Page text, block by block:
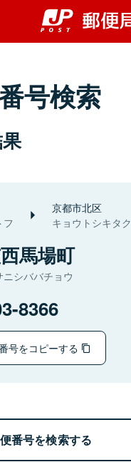
号検索
フ
京都市北区
キョウトシキタク
馬場町
ニシババチョウ
8366
号をコピーする
番号を検索する